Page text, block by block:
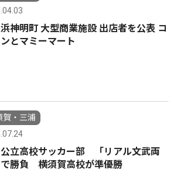
神明町 大型商業施設 出店者を公表 コ
とマミーマート
賀・三浦
立高校サッカー部 「リアル文武両
勝負 横須賀高校が準優勝